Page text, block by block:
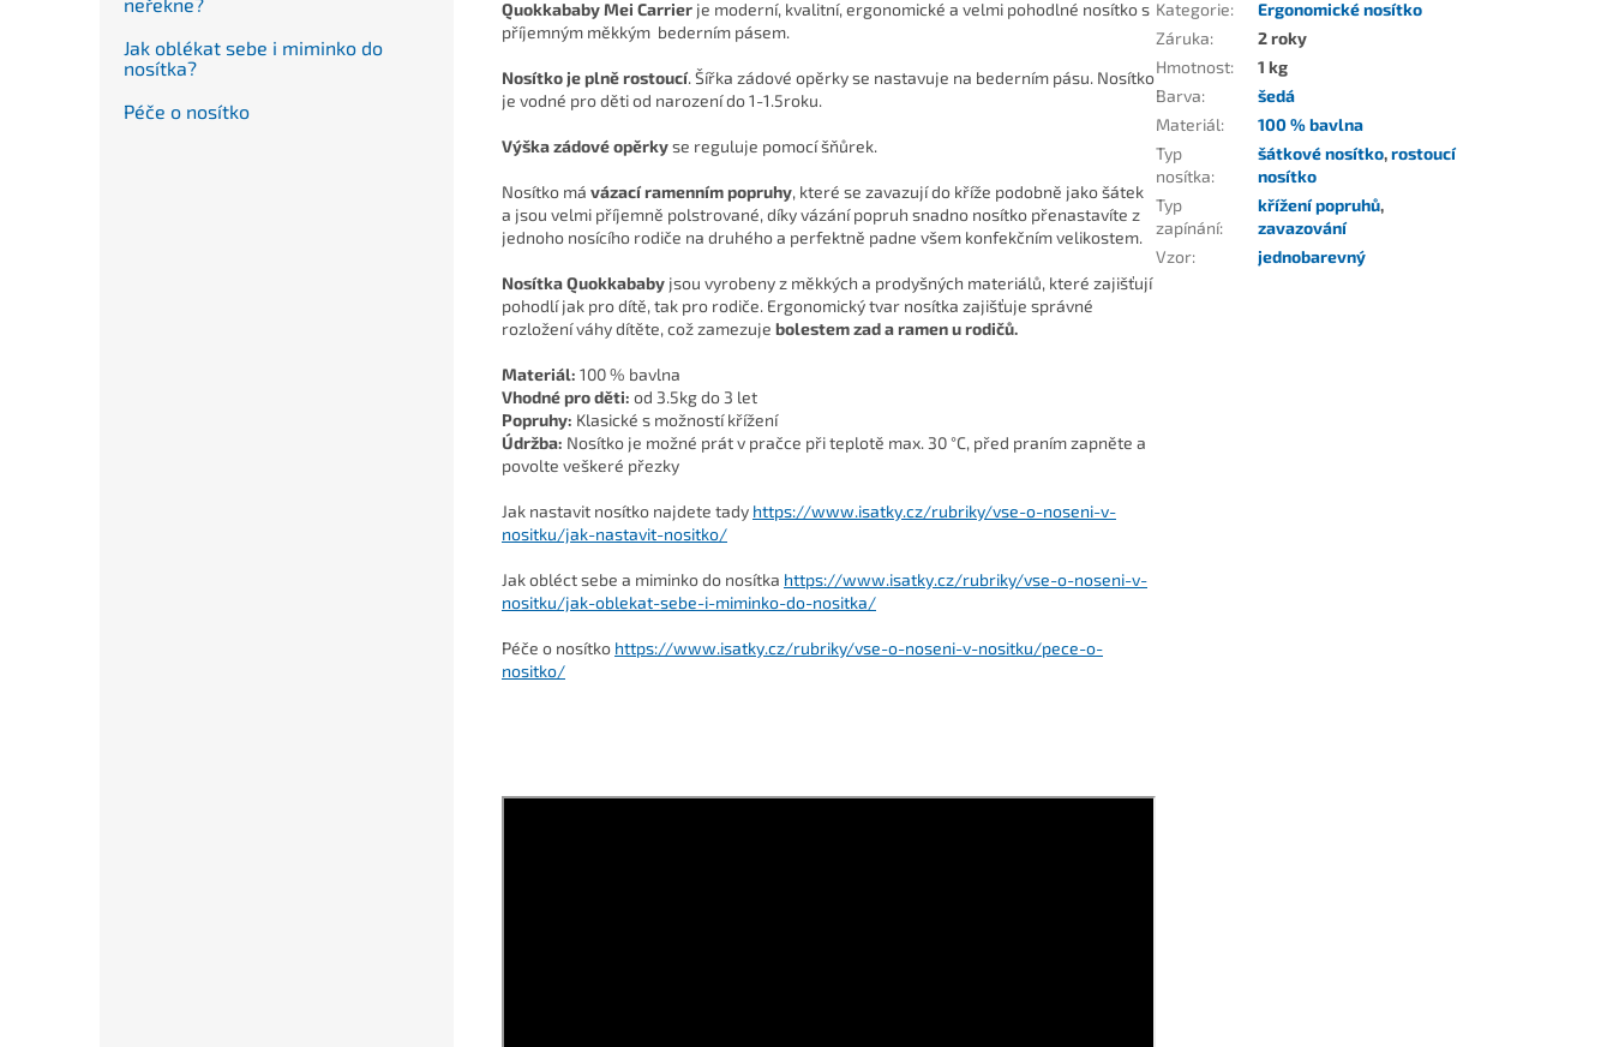
Jak oblékat sebe i miminko do
nosítka?
Péče o nosítko
Quokkababy Mei Carrier je moderní, kvalitní, ergonomické a velmi pohodlné nosítko s
příjemným měkkým bederním pásem.
Nosítko je plně rostoucí. Šířka zádové opěrky se nastavuje na bederním pásu. Nosítko
je vodné pro děti od narození do 1-1.5roku.
Výška zádové opěrkyse reguluje pomocí šňůrek.
Nosítko má vázací ramenním popruhy, které se zavazují do kříže podobně jako šátek
a jsou velmi příjemně polstrované, díky vázání popruh snadno nosítko přenastavíte z
jednoho nosícího rodiče na druhého a perfektně padne všem konfekčním velikostem.
Nosítka Quokkababy jsou vyrobeny z měkkých a prodyšných materiálů, které zajišťují
pohodlí jak pro dítě, tak pro rodiče. Ergonomický tvar nosítka zajišťuje správné
rozložení váhy dítěte, což zamezuje bolestem zad a ramen u rodičů.
Materiál: 100 % bavlna
Vhodné pro děti: od 3.5kg do 3 let
Popruhy: Klasické s možností křížení
Údržba: Nosítko je možné prát v pračce při teplotě max. 30 °C, před praním zapněte a
povolte veškeré přezky
Jak nastavit nosítko najdete tady https://www.isatky.cz/rubriky/vse-o-noseni-v-
nositku/jak-nastavit-nositko/
Jak obléct sebe a miminko do nosítka https://www.isatky.cz/rubriky/vse-o-noseni-v-
nositku/jak-oblekat-sebe-i-miminko-do-nositka/
Péče o nosítko https://www.isatky.cz/rubriky/vse-o-noseni-v-nositku/pece-o-
nositko/
Kategorie:
Ergonomické nosítko
Záruka:
2 roky
Hmotnost:
1 kg
Barva:
šedá
Materiál:
100 % bavlna
Typ
nosítka:
šátkové nosítko,rostoucí
nosítko
Typ
zapínání:
křížení popruhů,
zavazování
Vzor: jednobarevný